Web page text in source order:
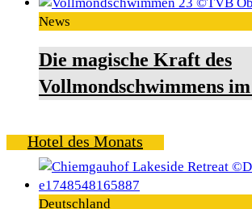
News
Die magische Kraft des
Vollmondschwimmens im
Hotel des Monats
Deutschland